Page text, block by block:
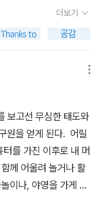
때 외출하는 것보다
올해처럼 사회적 거
이 조금 있을 것 같았
도 이상이라서 아이
이스크림도 잊혀진
물이 있고, 시원한 물
기는 조금 추운 시기
는데, 그러려면 우유
씩 그런 것 같아요. 목
벼운데, 뭘 사야 하
설정해놓고, 그래서
연성있게 끌어나가는
인지 알 수 없지만 아
는 위태롭고 불안한
일을 상상으로 끝까
있을 수 없는 인간이
통을 겪으면서도 자기
있다면 아이는 세상
나 죽임을 당하고 말
한편으로는 좀 무심한
런 곤을 겉으로는 무
더보기
보고선 무심한 태도와
원을 얻게 된다. 어릴
를 가진 이후로 내 머
께 어울려 놀거나 활
이나, 야영을 가게 되